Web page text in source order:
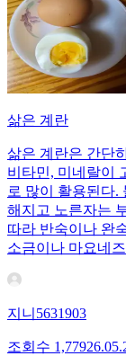
삶은 계란
삶은 계란은 간단
비타민, 미네랄이
로 많이 활용된다.
해지고 노른자는
따라 반숙이나 완
소금이나 마요네
지니5631903
조회수 1,779